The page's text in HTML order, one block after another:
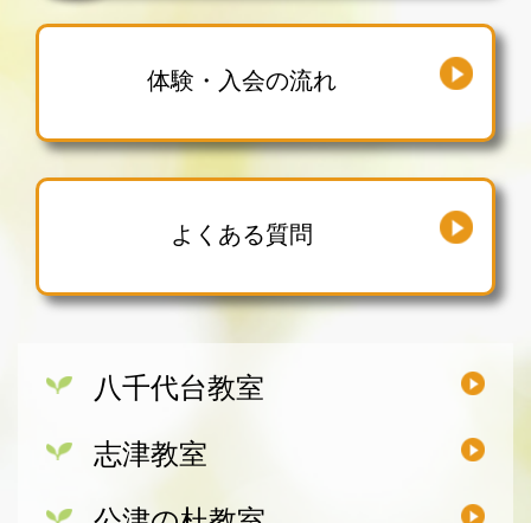
体験・入会の流れ
よくある質問
八千代台教室
志津教室